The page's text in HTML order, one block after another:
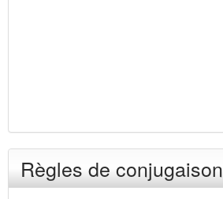
Règles de conjugaison